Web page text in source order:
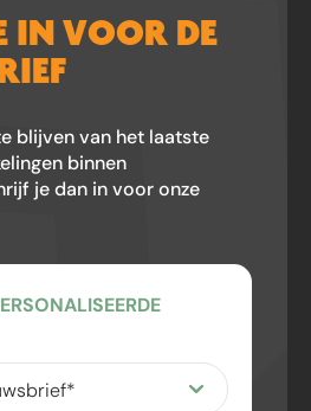
IN VOOR DE
blijven van het laatste
binnen
je dan in voor onze